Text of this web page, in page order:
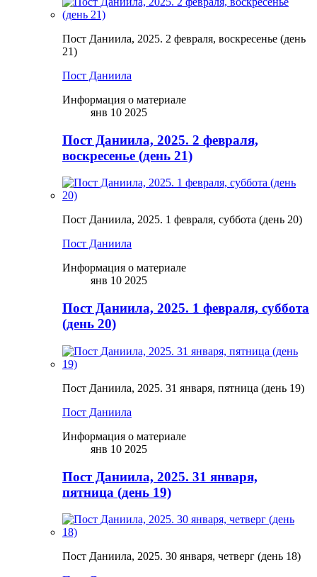
Пост Даниила, 2025. 2 февраля, воскресенье (день
21)
Пост Даниила
Информация о материале
янв 10 2025
Пост Даниила, 2025. 2 февраля,
воскресенье (день 21)
Пост Даниила, 2025. 1 февраля, суббота (день 20)
Пост Даниила
Информация о материале
янв 10 2025
Пост Даниила, 2025. 1 февраля, суббота
(день 20)
Пост Даниила, 2025. 31 января, пятница (день 19)
Пост Даниила
Информация о материале
янв 10 2025
Пост Даниила, 2025. 31 января,
пятница (день 19)
Пост Даниила, 2025. 30 января, четверг (день 18)